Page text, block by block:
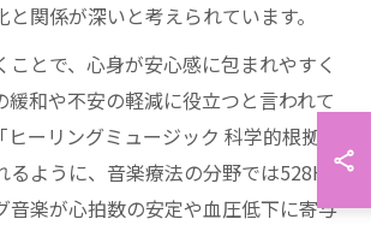
関係が深いと考えられています。
ことで、心身が安心感に包まれやすく
緩和や不安の軽減に役立つと言われて
ーリングミュージック 科学的根拠」
るように、音楽療法の分野では528Hz
音楽が心拍数の安定や血圧低下に寄与